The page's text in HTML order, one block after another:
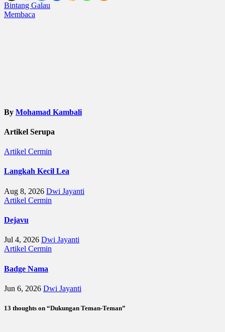
Post
navigation
Bintang Galau
Membaca
By Mohamad Kambali
Artikel Serupa
Artikel Cermin
Langkah Kecil Lea
Aug 8, 2026 Dwi Jayanti
Artikel Cermin
Dejavu
Jul 4, 2026 Dwi Jayanti
Artikel Cermin
Badge Nama
Jun 6, 2026 Dwi Jayanti
13 thoughts on “Dukungan Teman-Teman”